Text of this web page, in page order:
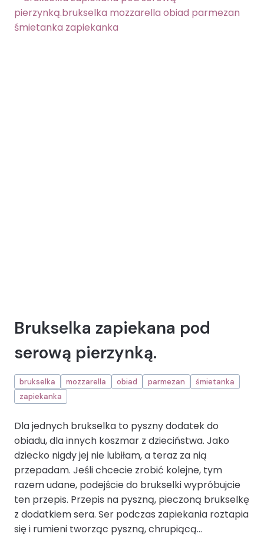
SZYNKA
PARMEŃSKA
Brukselka zapiekana pod
serową pierzynką.
brukselka mozzarella obiad parmezan
śmietanka
zapiekanka
Dla jednych brukselka to pyszny dodatek do
obiadu, dla innych koszmar z dzieciństwa. Jako
dziecko nigdy jej nie lubiłam, a teraz za nią
przepadam. Jeśli chcecie zrobić kolejne, tym
razem udane, podejście do brukselki wypróbujcie
ten przepis. Przepis na pyszną, pieczoną brukselkę
z dodatkiem sera. Ser podczas zapiekania roztapia
się i rumieni tworząc pyszną, chrupiącą…